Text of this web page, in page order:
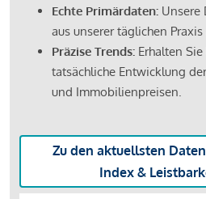
Echte Primärdaten: Unsere
aus unserer täglichen
Präzise Trends: Erhalten
tatsächliche Entwicklung
und Immobilienpreisen.
Zu den aktuellsten
Index &